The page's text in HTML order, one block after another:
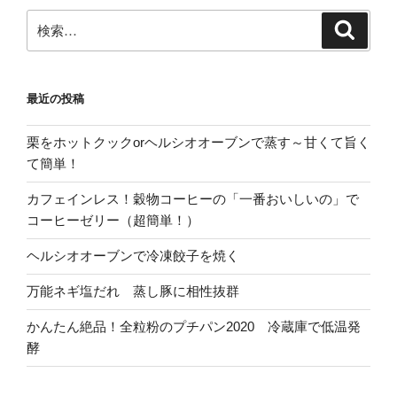
ン
索:
最近の投稿
栗をホットクックorヘルシオオーブンで蒸す～甘くて旨く
て簡単！
カフェインレス！穀物コーヒーの「一番おいしいの」で
コーヒーゼリー（超簡単！）
ヘルシオオーブンで冷凍餃子を焼く
万能ネギ塩だれ 蒸し豚に相性抜群
かんたん絶品！全粒粉のプチパン2020 冷蔵庫で低温発
酵